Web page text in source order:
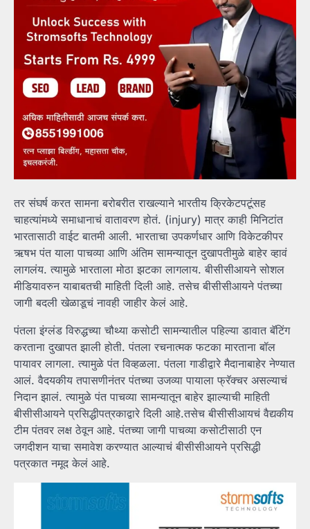
तर संघर्ष करत सामना बरोबरीत राखल्याने भारतीय क्रिकेटपटूंसह
चाहत्यांमध्ये समाधानाचं वातावरण होतं. (injury) मात्र काही मिनिटांत
भारतासाठी वाईट बातमी आली. भारताचा उपकर्णधार आणि विकेटकीपर
ऋषभ पंत याला पाचव्या आणि अंतिम सामन्यातून दुखापतीमुळे बाहेर व्हावं
लागलंय. त्यामुळे भारताला मोठा झटका लागलाय. बीसीसीआयने सोशल
मीडियावरुन याबाबतची माहिती दिली आहे. तसेच बीसीसीआयने पंतच्या
जागी बदली खेळाडूचं नावही जाहीर केलं आहे.
पंतला इंग्लंड विरुद्धच्या चौथ्या कसोटी सामन्यातील पहिल्या डावात बॅटिंग
करताना दुखापत झाली होती. पंतला रचनात्मक फटका मारताना बॉल
पायावर लागला. त्यामुळे पंत विव्हळला. पंतला गाडीद्वारे मैदानाबाहेर नेण्यात
आलं. वैदयकीय तपासणीनंतर पंतच्या उजव्या पायाला फ्रॅक्चर असल्याचं
निदान झालं. त्यामुळे पंत पाचव्या सामन्यातून बाहेर झाल्याची माहिती
बीसीसीआयने प्रसिद्धीपत्रकाद्वारे दिली आहे.तसेच बीसीसीआयचं वैद्यकीय
टीम पंतवर लक्ष ठेवून आहे. पंतच्या जागी पाचव्या कसोटीसाठी एन
जगदीशन याचा समावेश करण्यात आल्याचं बीसीसीआयने प्रसिद्धी
पत्रकात नमूद केलं आहे.